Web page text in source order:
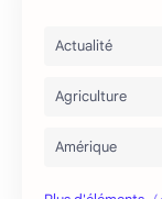
Actualité
Agriculture
Amérique